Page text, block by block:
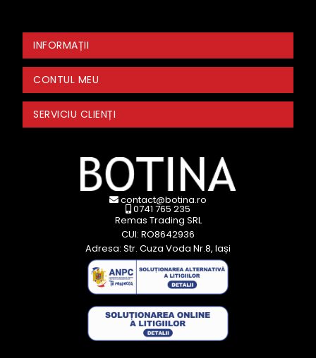
INFORMAȚII
CONTUL MEU
SERVICIU CLIENȚI
contact@botina.ro
0741 765 235
Remas Trading SRL
CUI: RO8642936
Adresa: Str. Cuza Voda Nr.8, Iași